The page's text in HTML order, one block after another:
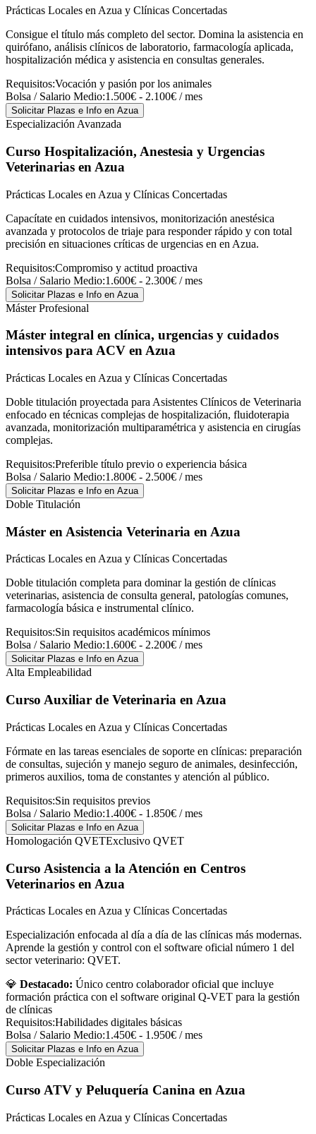
Prácticas Locales en Azua y Clínicas Concertadas
Consigue el título más completo del sector. Domina la asistencia en
quirófano, análisis clínicos de laboratorio, farmacología aplicada,
hospitalización médica y asistencia en consultas generales.
Requisitos:Vocación y pasión por los animales
Bolsa / Salario Medio:1.500€ - 2.100€ / mes
Solicitar Plazas e Info en Azua
Especialización Avanzada
Curso Hospitalización, Anestesia y Urgencias
Veterinarias en Azua
Prácticas Locales en Azua y Clínicas Concertadas
Capacítate en cuidados intensivos, monitorización anestésica
avanzada y protocolos de triaje para responder rápido y con total
precisión en situaciones críticas de urgencias en en Azua.
Requisitos:Compromiso y actitud proactiva
Bolsa / Salario Medio:1.600€ - 2.300€ / mes
Solicitar Plazas e Info en Azua
Máster Profesional
Máster integral en clínica, urgencias y cuidados
intensivos para ACV en Azua
Prácticas Locales en Azua y Clínicas Concertadas
Doble titulación proyectada para Asistentes Clínicos de Veterinaria
enfocado en técnicas complejas de hospitalización, fluidoterapia
avanzada, monitorización multiparamétrica y asistencia en cirugías
complejas.
Requisitos:Preferible título previo o experiencia básica
Bolsa / Salario Medio:1.800€ - 2.500€ / mes
Solicitar Plazas e Info en Azua
Doble Titulación
Máster en Asistencia Veterinaria en Azua
Prácticas Locales en Azua y Clínicas Concertadas
Doble titulación completa para dominar la gestión de clínicas
veterinarias, asistencia de consulta general, patologías comunes,
farmacología básica e instrumental clínico.
Requisitos:Sin requisitos académicos mínimos
Bolsa / Salario Medio:1.600€ - 2.200€ / mes
Solicitar Plazas e Info en Azua
Alta Empleabilidad
Curso Auxiliar de Veterinaria en Azua
Prácticas Locales en Azua y Clínicas Concertadas
Fórmate en las tareas esenciales de soporte en clínicas: preparación
de consultas, sujeción y manejo seguro de animales, desinfección,
primeros auxilios, toma de constantes y atención al público.
Requisitos:Sin requisitos previos
Bolsa / Salario Medio:1.400€ - 1.850€ / mes
Solicitar Plazas e Info en Azua
Homologación QVETExclusivo QVET
Curso Asistencia a la Atención en Centros
Veterinarios en Azua
Prácticas Locales en Azua y Clínicas Concertadas
Especialización enfocada al día a día de las clínicas más modernas.
Aprende la gestión y control con el software oficial número 1 del
sector veterinario: QVET.
💎 Destacado: Único centro colaborador oficial que incluye
formación práctica con el software original Q-VET para la gestión
de clínicas
Requisitos:Habilidades digitales básicas
Bolsa / Salario Medio:1.450€ - 1.950€ / mes
Solicitar Plazas e Info en Azua
Doble Especialización
Curso ATV y Peluquería Canina en Azua
Prácticas Locales en Azua y Clínicas Concertadas